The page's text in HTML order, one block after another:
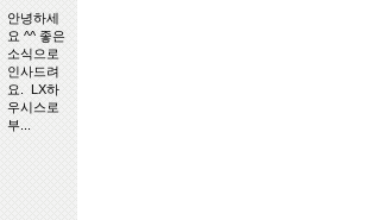
안녕하세
요 ^^ 좋은
소식으로
인사드려
요. ​ LX하
우시스로
부...